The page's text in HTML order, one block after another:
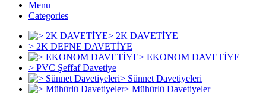
Menu
Categories
> 2K DAVETİYE
> 2K DEFNE DAVETİYE
> EKONOM DAVETİYE
> PVC Şeffaf Davetiye
> Sünnet Davetiyeleri
> Mühürlü Davetiyeler